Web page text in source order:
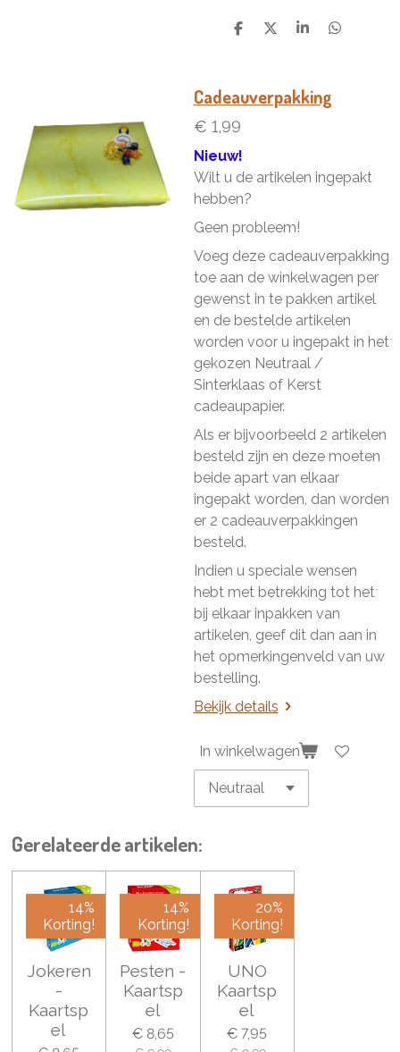
D
D
S
e
D
Cadeauverpakking
€ 1,99
Nieuw!
Wilt u de artikelen ingepakt
hebben?
Geen probleem!
Voeg deze cadeauverpakking
toe aan de winkelwagen per
gewenst in te pakken artikel
en de bestelde artikelen
worden voor u ingepakt in het
gekozen Neutraal /
Sinterklaas of Kerst
cadeaupapier.
Als er bijvoorbeeld 2 artikelen
besteld zijn en deze moeten
beide apart van elkaar
ingepakt worden, dan worden
er 2 cadeauverpakkingen
besteld.
Indien u speciale wensen
hebt met betrekking tot het
bij elkaar inpakken van
artikelen, geef dit dan aan in
het opmerkingenveld van uw
bestelling.
Bekijk details
In winkelwagen
Gerelateerde artikelen:
14%
Korting!
Jokeren
-
Kaartsp
el
14%
Korting!
Pesten -
Kaartsp
el
€ 8,65
20%
Korting!
UNO
Kaartsp
el
€ 7,95